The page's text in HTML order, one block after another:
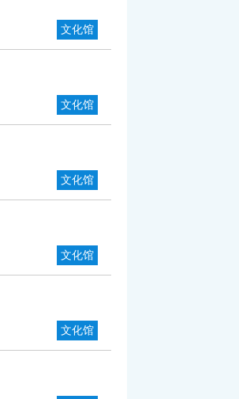
文化馆
文化馆
文化馆
文化馆
文化馆